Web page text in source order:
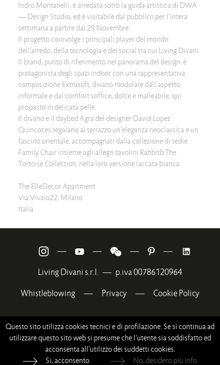
Indro Montanelli, è arredata sotto la guida artistica di DWA
— Design Studio, ed è visitabile dal pubblico per l’intera
settimana a partire dal 29 Novembre.
Il progetto coinvolge i principali player del mondo
dell’arredo, della tecnologia e dei social tra cui Living Divani.
Il brand, punto di riferimento nel panorama del design, è
protagonista degli spazi indoor con una rappresentativa
composizione Extrasoft, divano modulare dall'aspetto
informale e dal comfort soffice, dolce e malleabile, qui
proposto in delicata pelle.
Il divano e il daybed Agra del designer David Lopez
Quincoces regalano al terrazzo un’eleganza neoclassica e un
fascino orientale, accompagnati dalla collezione di sedie
Family Chair insieme agli allegri tavolini Rabbit&The
Tortoise Collection, nella loro versione laccata bianca.
The ElleDecor Apartment
Via Vivaio22, Milano
Italia
Living Divani s.r.l. — p.iva 00786120964
Whistleblowing — Privacy — Cookie Policy
— — — —
Questo sito utilizza cookies tecnici e di profilazione. Se si continua ad
utilizzare questo sito web si presume che l’utente sia soddisfatto ed
acconsenta all'utilizzo dei suddetti cookies.
Si, acconsento
No, desidero più info